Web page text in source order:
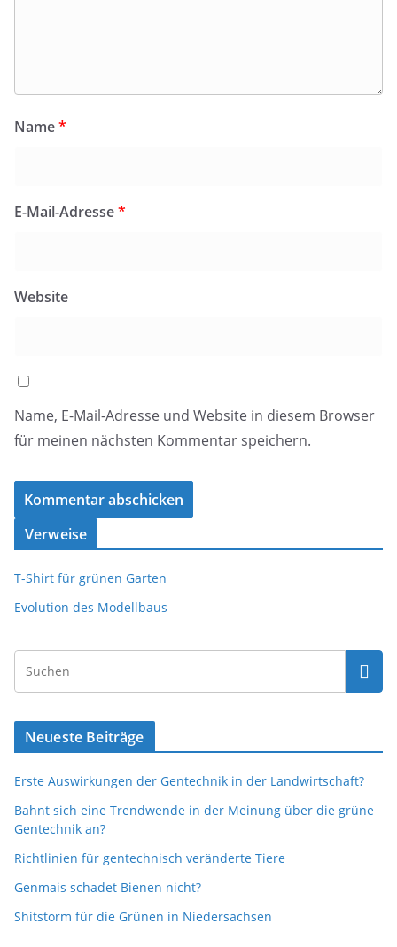
Name*
E-Mail-Adresse*
Website
Name, E-Mail-Adresse und Website in diesem Browser
für meinen nächsten Kommentar speichern.
Verweise
T-Shirt für grünen Garten
Evolution des Modellbaus
Neueste Beiträge
Erste Auswirkungen der Gentechnik in der Landwirtschaft?
Bahnt sich eine Trendwende in der Meinung über die grüne
Gentechnik an?
Richtlinien für gentechnisch veränderte Tiere
Genmais schadet Bienen nicht?
Shitstorm für die Grünen in Niedersachsen